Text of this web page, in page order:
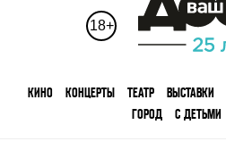
18+
КИНО КОНЦЕРТЫ ТЕАТР ВЫСТАВКИ
ГОРОД
С ДЕТЬМИ